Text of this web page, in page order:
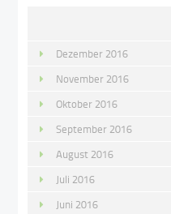
Dezember 2016
November 2016
Oktober 2016
September 2016
August 2016
Juli 2016
Juni 2016